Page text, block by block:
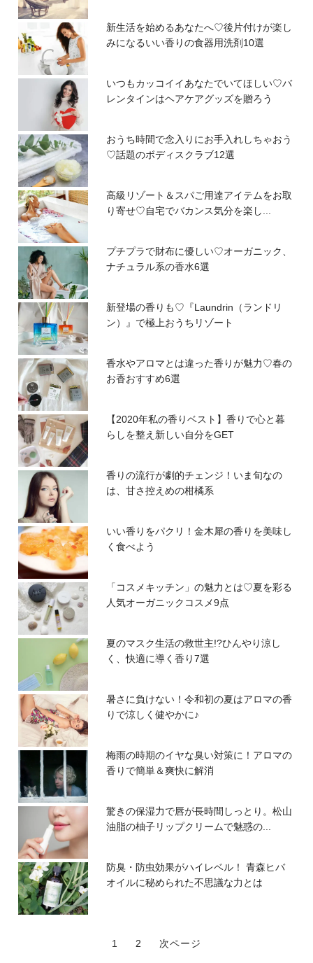
新生活を始めるあなたへ♡後片付けが楽し
みになるいい香りの食器用洗剤10選
いつもカッコイイあなたでいてほしい♡バ
レンタインはヘアケアグッズを贈ろう
おうち時間で念入りにお手入れしちゃおう
♡話題のボディスクラブ12選
高級リゾート＆スパご用達アイテムをお取
り寄せ♡自宅でバカンス気分を楽し...
プチプラで財布に優しい♡オーガニック、
ナチュラル系の香水6選
新登場の香りも♡『Laundrin（ランドリ
ン）』で極上おうちリゾート
香水やアロマとは違った香りが魅力♡春の
お香おすすめ6選
【2020年私の香りベスト】香りで心と暮
らしを整え新しい自分をGET
香りの流行が劇的チェンジ！いま旬なの
は、甘さ控えめの柑橘系
いい香りをパクリ！金木犀の香りを美味し
く食べよう
「コスメキッチン」の魅力とは♡夏を彩る
人気オーガニックコスメ9点
夏のマスク生活の救世主!?ひんやり涼し
く、快適に導く香り7選
暑さに負けない！令和初の夏はアロマの香
りで涼しく健やかに♪
梅雨の時期のイヤな臭い対策に！アロマの
香りで簡単＆爽快に解消
驚きの保湿力で唇が長時間しっとり。松山
油脂の柚子リップクリームで魅惑の...
防臭・防虫効果がハイレベル！ 青森ヒバ
オイルに秘められた不思議な力とは
1 2 次ページ